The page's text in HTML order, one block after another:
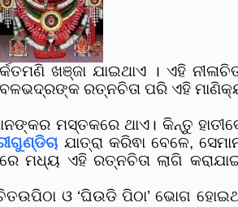
ଖଞ୍ଜା ଯାଇଥାଏ । ଏହି
ଶ୍ରୀବଳଭଦ୍ରଙ୍କ ରତ୍ନଚିତା ପରି ଏହି
ମସ୍ତକରେ ଥାଏ। କିନ୍ତୁ
ଯାତ୍ରା କରିଵା ବେଳେ,
ମଧ୍ୟ ଏହି ରତ୍ନଚିତା ଲାଗି
ଓ ‘ଘିଉଡି ପିଠା’ ଭୋଗ